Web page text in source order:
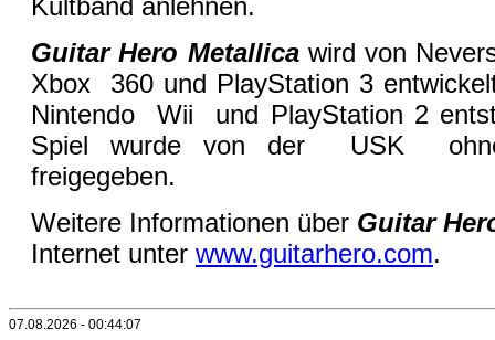
Kultband anlehnen.
Guitar Hero Metallicawird von
Xbox 360 und PlayStation 3
Nintendo Wii und PlayStation 2
Spiel wurde von der USK ohne
freigegeben.
Weitere Informationen über Guitar
Internet unter www.guitarhero.com.
07.08.2026 - 00:44:07